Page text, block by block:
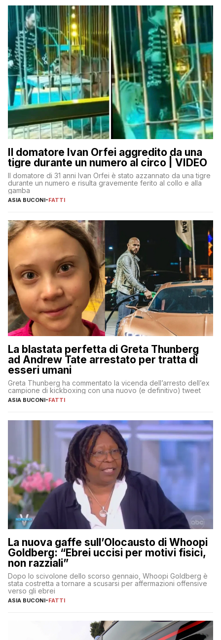
Il domatore Ivan Orfei aggredito da una
tigre durante un numero al circo | VIDEO
Il domatore di 31 anni Ivan Orfei è stato azzannato da una tigre
durante un numero e risulta gravemente ferito al collo e alla
gamba
ASIA BUCONI-FATTI
La blastata perfetta di Greta Thunberg
ad Andrew Tate arrestato per tratta di
esseri umani
Greta Thunberg ha commentato la vicenda dell’arresto dell’ex
campione di kickboxing con una nuovo (e definitivo) tweet
ASIA BUCONI-FATTI
La nuova gaffe sull’Olocausto di Whoopi
Goldberg: “Ebrei uccisi per motivi fisici,
non razziali”
Dopo lo scivolone dello scorso gennaio, Whoopi Goldberg è
stata costretta a tornare a scusarsi per affermazioni offensive
verso gli ebrei
ASIA BUCONI-FATTI